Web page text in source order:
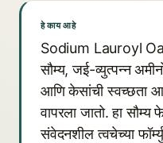
हे काय आहे
Sodium Lauroyl
सौम्य, जई-व्युत्पन्न
आणि केसांची स्वच्छता
वापरला जातो. हा
संवेदनशील त्वचेच्या